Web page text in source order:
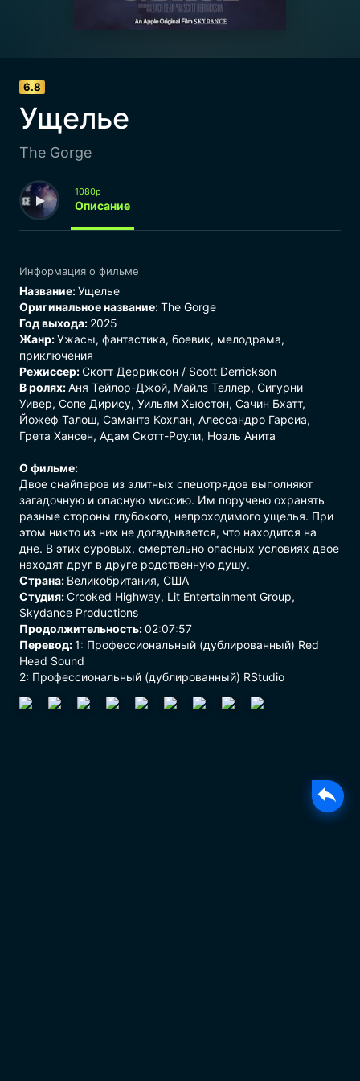
6.8
Ущелье
The Gorge
1080p
Описание
Информация о фильме
Название:Ущелье
Оригинальное название:The Gorge
Год выхода: 2025
Жанр:Ужасы, фантастика, боевик, мелодрама,
приключения
Режиссер:Скотт Дерриксон / Scott Derrickson
В ролях:Аня Тейлор-Джой, Майлз Теллер, Сигурни
Уивер, Сопе Дирису, Уильям Хьюстон, Сачин Бхатт,
Йожеф Талош, Саманта Кохлан, Алессандро Гарсиа,
Грета Хансен, Адам Скотт-Роули, Ноэль Анита
О фильме:
Двое снайперов из элитных спецотрядов выполняют
загадочную и опасную миссию. Им поручено охранять
разные стороны глубокого, непроходимого ущелья. При
этом никто из них не догадывается, что находится на
дне. В этих суровых, смертельно опасных условиях двое
находят друг в друге родственную душу.
Страна: Великобритания, США
Студия:Crooked Highway, Lit Entertainment Group,
Skydance Productions
Продолжительность:02:07:57
Перевод:1: Профессиональный (дублированный) Red
Head Sound
2: Профессиональный (дублированный) RStudio